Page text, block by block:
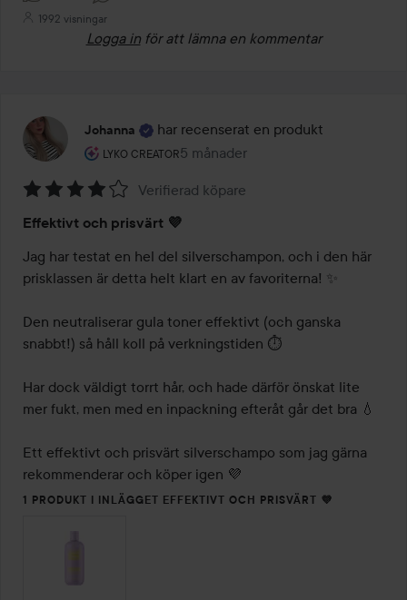
1992 visningar
Logga in för att lämna en kommentar
Johanna har recenserat en produkt
LYKO CREATOR
Användarens roll: Lyko Creator.
5 månader
Inlägget skapades 5 månader
4
av
5
Verifierad köpare
Effektivt och prisvärt 💜
Jag har testat en hel del silverschampon, och i den här
prisklassen är detta helt klart en av favoriterna! ✨
Den neutraliserar gula toner effektivt (och ganska
snabbt!) så håll koll på verkningstiden ⏱️
Har dock väldigt torrt hår, och hade därför önskat lite
mer fukt, men med en inpackning efteråt går det bra 💧
Ett effektivt och prisvärt silverschampo som jag gärna
rekommenderar och köper igen 💜
1 PRODUKT I INLÄGGET EFFEKTIVT OCH PRISVÄRT 💜